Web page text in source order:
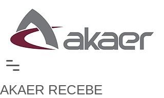
AKAER RECEBE